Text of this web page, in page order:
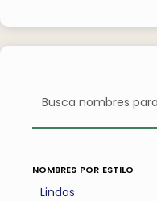
nombres por estilo
Lindos